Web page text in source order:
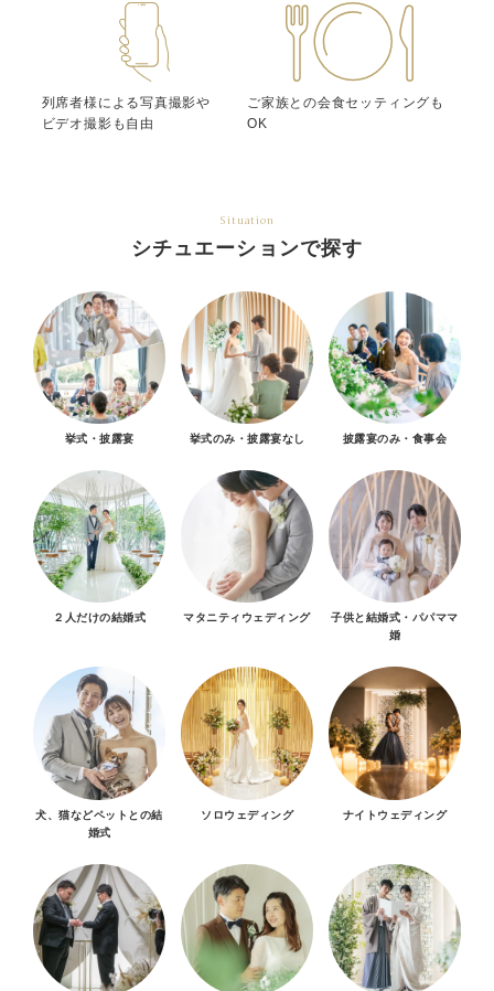
列席者様による写真撮影や
ビデオ撮影も自由
ご家族との会食セッティングも
OK
Situation
シチュエーションで探す
挙式・披露宴 挙式のみ・披露宴なし 披露宴のみ・食事会
２人だけの結婚式 マタニティウェディング
子供と結婚式・パパママ
婚
犬、猫などペットとの結
婚式
ソロウェディング ナイトウェディング